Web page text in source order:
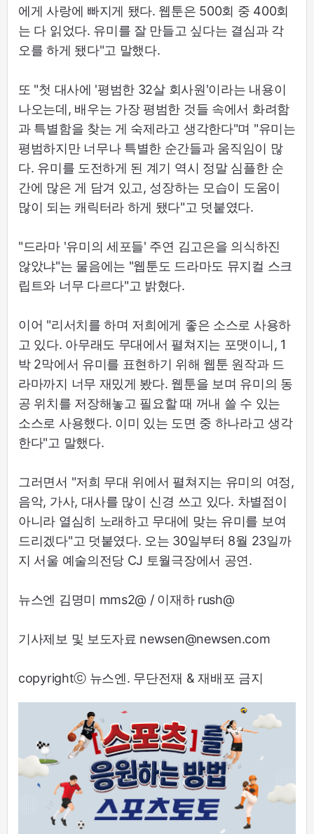
에게 사랑에 빠지게 됐다. 웹툰은 500회 중 400회
는 다 읽었다. 유미를 잘 만들고 싶다는 결심과 각
오를 하게 됐다"고 말했다.
또 "첫 대사에 '평범한 32살 회사원'이라는 내용이
나오는데, 배우는 가장 평범한 것들 속에서 화려함
과 특별함을 찾는 게 숙제라고 생각한다"며 "유미는
평범하지만 너무나 특별한 순간들과 움직임이 많
다. 유미를 도전하게 된 계기 역시 정말 심플한 순
간에 많은 게 담겨 있고, 성장하는 모습이 도움이
많이 되는 캐릭터라 하게 됐다"고 덧붙였다.
"드라마 '유미의 세포들' 주연 김고은을 의식하진
않았냐"는 물음에는 "웹툰도 드라마도 뮤지컬 스크
립트와 너무 다르다"고 밝혔다.
이어 "리서치를 하며 저희에게 좋은 소스로 사용하
고 있다. 아무래도 무대에서 펼쳐지는 포맷이니, 1
박 2막에서 유미를 표현하기 위해 웹툰 원작과 드
라마까지 너무 재밌게 봤다. 웹툰을 보며 유미의 동
공 위치를 저장해놓고 필요할 때 꺼내 쓸 수 있는
소스로 사용했다. 이미 있는 도면 중 하나라고 생각
한다"고 말했다.
그러면서 "저희 무대 위에서 펼쳐지는 유미의 여정,
음악, 가사, 대사를 많이 신경 쓰고 있다. 차별점이
아니라 열심히 노래하고 무대에 맞는 유미를 보여
드리겠다"고 덧붙였다. 오는 30일부터 8월 23일까
지 서울 예술의전당 CJ 토월극장에서 공연.
뉴스엔 김명미 mms2@ / 이재하 rush@
기사제보 및 보도자료 newsen@newsen.com
copyrightⓒ 뉴스엔. 무단전재 & 재배포 금지